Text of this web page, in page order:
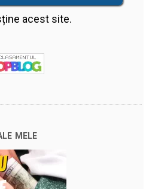
acest site.
mele